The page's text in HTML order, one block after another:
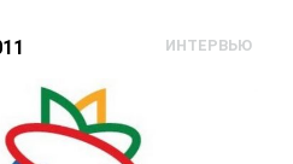
ИНТЕРВЬЮ